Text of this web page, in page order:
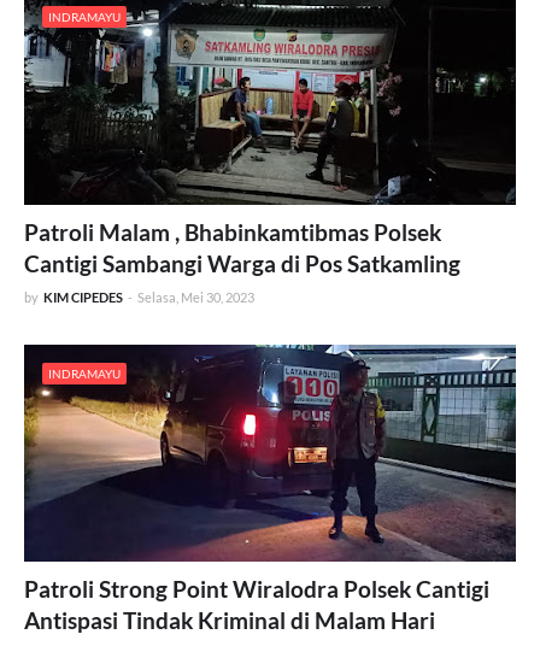
INDRAMAYU
Patroli Malam , Bhabinkamtibmas Polsek
Cantigi Sambangi Warga di Pos Satkamling
by KIM CIPEDES - Selasa, Mei 30, 2023
INDRAMAYU
Patroli Strong Point Wiralodra Polsek Cantigi
Antispasi Tindak Kriminal di Malam Hari